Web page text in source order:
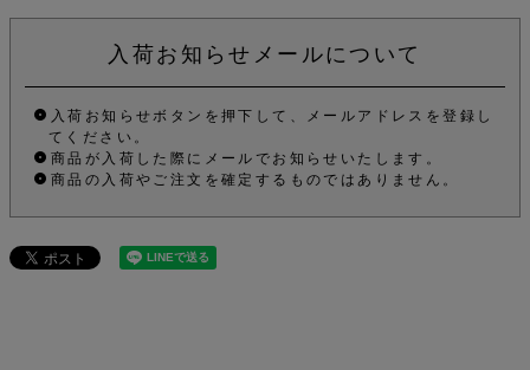
入荷お知らせメールについて
入荷お知らせボタンを押下して、メールアドレスを登録し
てください。
商品が入荷した際にメールでお知らせいたします。
商品の入荷やご注文を確定するものではありません。